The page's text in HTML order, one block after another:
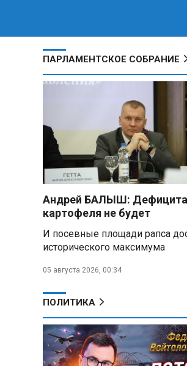
ПАРЛАМЕНТСКОЕ СОБРАНИЕ
Андрей БАЛЫШ: Дефицита
картофеля не будет
И посевные площади рапса
исторического максимума
05 августа 2026, 00:34
ПОЛИТИКА